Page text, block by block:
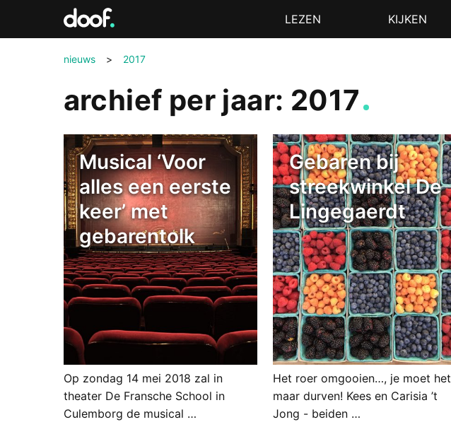
MenuLEZEN KIJKEN
nieuws > 2017
archief per jaar: 2017
Musical ‘Voor
alles een eerste
keer’ met
gebarentolk
Op zondag 14 mei 2018 zal in
theater De Fransche School in
Culemborg de musical …
Gebaren bij
streekwinkel De
Lingegaerdt
Het roer omgooien…, je moet het
maar durven! Kees en Carisia ’t
Jong - beiden …
Doof.nl